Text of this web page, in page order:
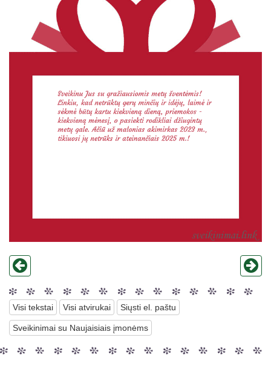
Visi tekstai Visi atvirukai Siųsti el. paštu
Sveikinimai su Naujaisiais įmonėms